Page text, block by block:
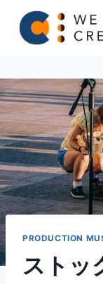
キ
ッ
プ
PRODUCTION
ストッ